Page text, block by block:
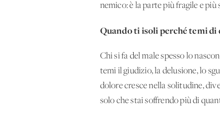
nemico: è la parte più fragile e
Quando ti isoli perché temi di
Chi si fa del male spesso lo
temi il giudizio, la delusione, lo
dolore cresce nella solitudine,
solo che stai soffrendo più di